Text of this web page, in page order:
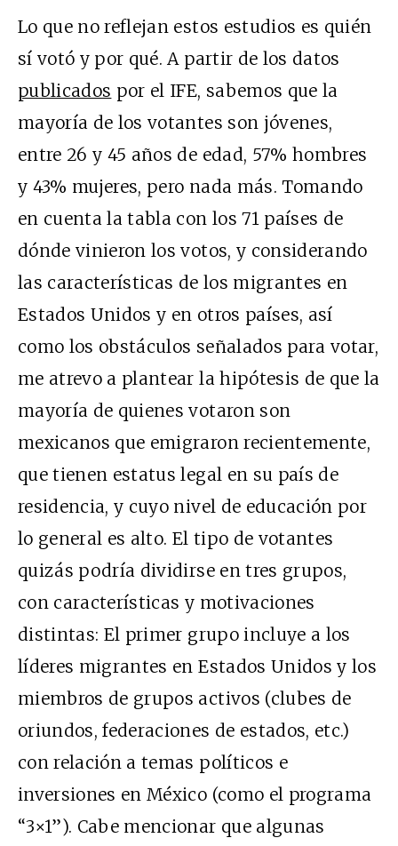
Lo que no reflejan estos estudios es quién
sí votó y por qué. A partir de los datos
publicados por el IFE, sabemos que la
mayoría de los votantes son jóvenes,
entre 26 y 45 años de edad, 57% hombres
y 43% mujeres, pero nada más. Tomando
en cuenta la tabla con los 71 países de
dónde vinieron los votos, y considerando
las características de los migrantes en
Estados Unidos y en otros países, así
como los obstáculos señalados para votar,
me atrevo a plantear la hipótesis de que la
mayoría de quienes votaron son
mexicanos que emigraron recientemente,
que tienen estatus legal en su país de
residencia, y cuyo nivel de educación por
lo general es alto. El tipo de votantes
quizás podría dividirse en tres grupos,
con características y motivaciones
distintas: El primer grupo incluye a los
líderes migrantes en Estados Unidos y los
miembros de grupos activos (clubes de
oriundos, federaciones de estados, etc.)
con relación a temas políticos e
inversiones en México (como el programa
“3×1”). Cabe mencionar que algunas